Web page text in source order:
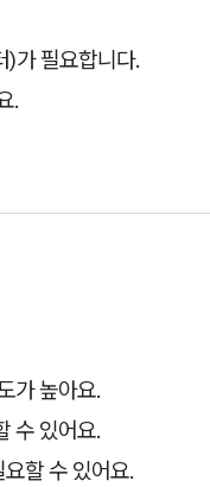
가 필요합니다.
.
가 높아요.
수 있어요.
할 수 있어요.